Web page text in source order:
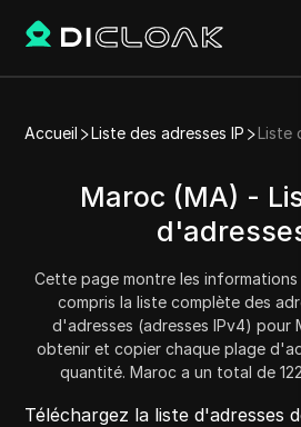
Accueil Liste des adresses IP Liste
Maroc (MA) -
d'adresses
Cette page montre les informations
compris la liste complète des
d'adresses (adresses IPv4) pour
obtenir et copier chaque plage
quantité. Maroc a un total de
Téléchargez la liste d'adresses